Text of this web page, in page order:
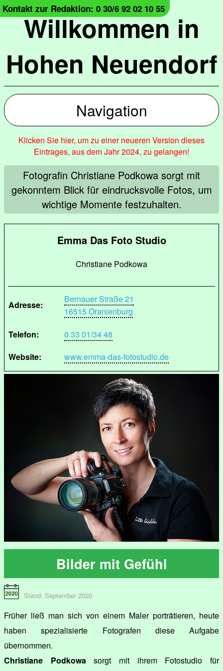
Willkommen in
Hohen Neuendorf
Kontakt zur Redaktion: 0 30/6 92 02 10 55
Navigation
Klicken Sie hier, um zu einer neueren Version dieses
Eintrages, aus dem Jahr 2024, zu gelangen!
Fotografin Christiane Podkowa sorgt mit
gekonntem Blick für eindrucksvolle Fotos, um
wichtige Momente festzuhalten.
Emma Das Foto Studio
Christiane Podkowa
Adresse:
Bernauer Straße 21
16515 Oranienburg
Telefon:
0 33 01/34 48
Website:
www.emma-das-fotostudio.de
Bilder mit Gefühl
Stand: September 2020
Früher ließ man sich von einem Maler porträtieren, heute
haben spezialisierte Fotografen diese Aufgabe
übernommen.
Christiane Podkowasorgt mit ihrem Fotostudio für